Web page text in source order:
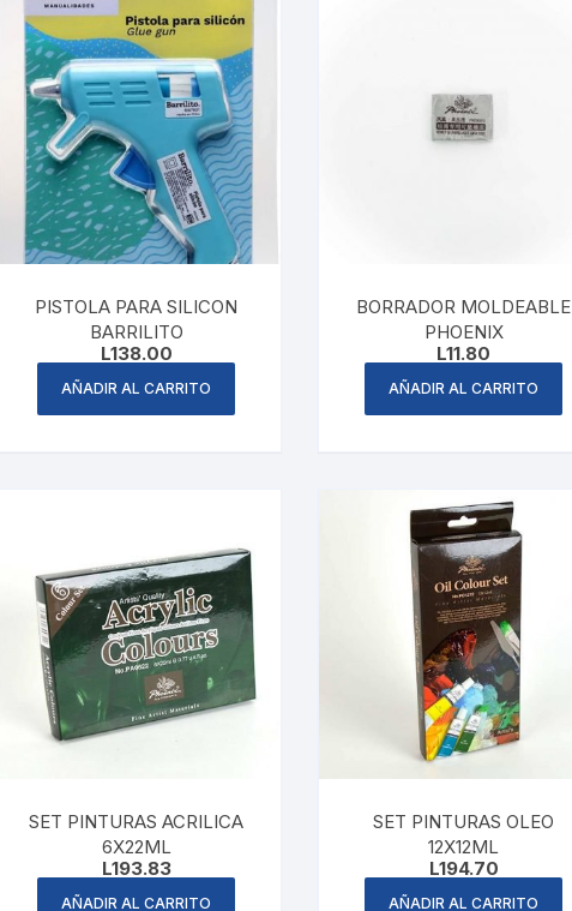
PISTOLA PARA SILICON
BARRILITO
L138.00
AÑADIR AL CARRITO
BORRADOR MOLDEABLE
PHOENIX
L11.80
AÑADIR AL CARRITO
SET PINTURAS ACRILICA
6X22ML
L193.83
AÑADIR AL CARRITO
SET PINTURAS OLEO
12X12ML
L194.70
AÑADIR AL CARRITO